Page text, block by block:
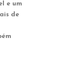
e um
de